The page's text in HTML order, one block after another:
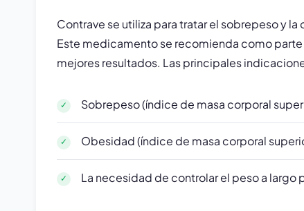
Contrave se utiliza para tratar el sobrepeso y
Este medicamento se recomienda como
mejores resultados. Las principales
Sobrepeso (índice de masa corporal
Obesidad (índice de masa corporal
La necesidad de controlar el peso a largo